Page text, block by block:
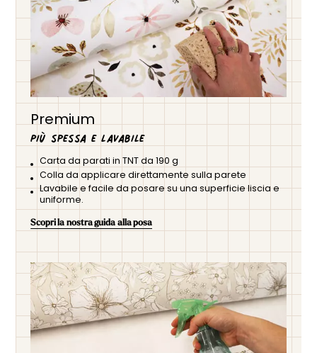
Premium
Più spessa e lavabile
Carta da parati in TNT da 190 g
Colla da applicare direttamente sulla parete
Lavabile e facile da posare su una superficie liscia e
uniforme.
Scopri la nostra guida alla posa